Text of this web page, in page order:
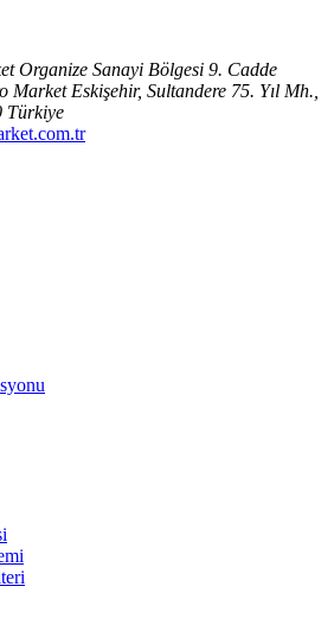
Organize Sanayi Bölgesi 9. Cadde
Market Eskişehir, Sultandere 75. Yıl Mh.,
Türkiye